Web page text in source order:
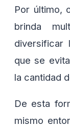
Por último,
brinda
diversificar
que se
la cantidad
De esta
mismo